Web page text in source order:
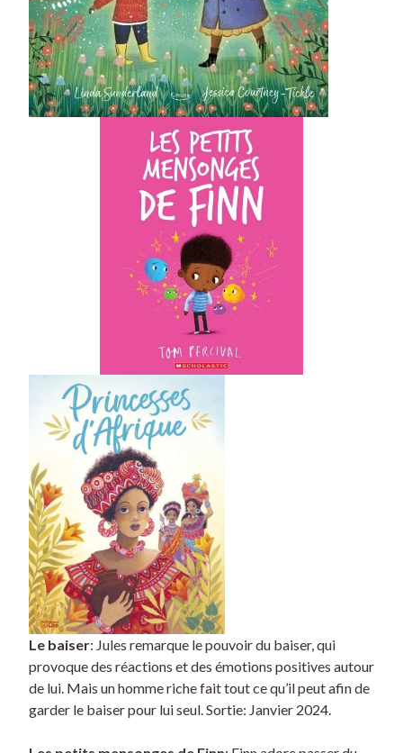
Le baiser: Jules remarque le pouvoir du baiser, qui
provoque des réactions et des émotions positives autour
de lui. Mais un homme riche fait tout ce qu’il peut afin de
garder le baiser pour lui seul. Sortie: Janvier 2024.